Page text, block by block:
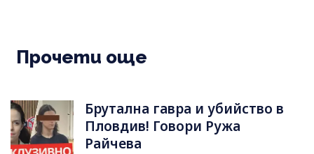
Прочети още
Брутална гавра и убийство в
Пловдив! Говори Ружа
Райчева